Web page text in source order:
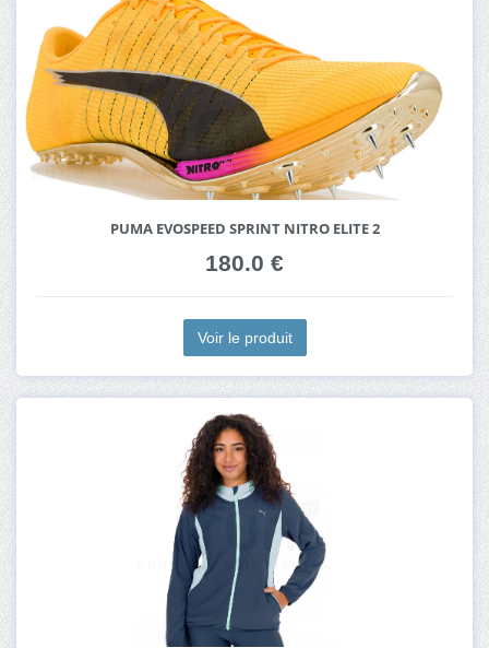
PUMA EVOSPEED SPRINT NITRO ELITE 2
180.0 €
Voir le produit